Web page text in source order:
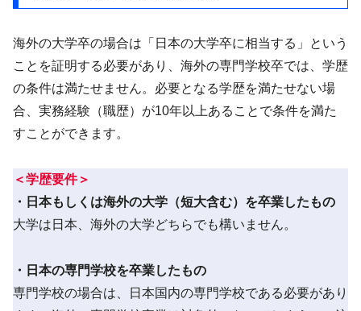
海外の大学卒の場合は「日本の大学卒に相当する」という
ことを証明する必要があり、海外の専門学校卒では、学歴
の条件は満たせません。必要となる学歴を満たせない場
合、実務経験（職歴）が10年以上あることで条件を満た
すことができます。
＜学歴要件＞
・日本もしくは海外の大学（短大含む）を卒業したもの
大学は日本、海外の大学どちらでも構いません。
・日本の専門学校を卒業したもの
専門学校の場合は、日本国内の専門学校である必要があり